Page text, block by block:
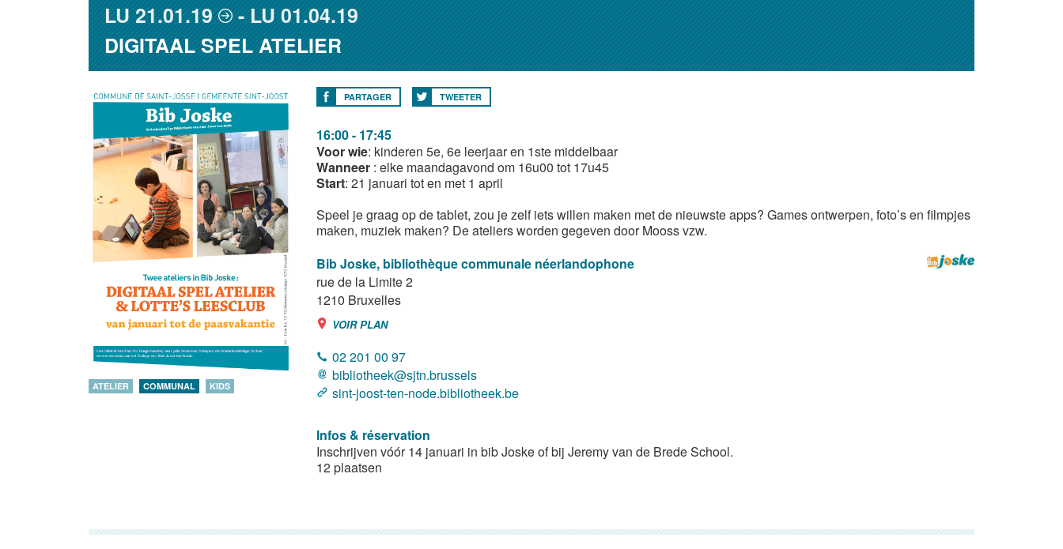
LU21.01.19 LU01.04.19
DIGITAAL SPEL ATELIER
ATELIER COMMUNAL KIDS
PARTAGER TWEETER
16:00 - 17:45
Voor wie: kinderen 5e, 6e leerjaar en 1ste middelbaar
Wanneer: elke maandagavond om 16u00 tot 17u45
Start: 21 januari tot en met 1 april
Speel je graag op de tablet, zou je zelf iets willen maken met de nieuwste apps? Games ontwerpen, foto’s en filmpjes
maken, muziek maken? De ateliers worden gegeven door Mooss vzw.
Bib Joske, bibliothèque communale néerlandophone
rue de la Limite 2
1210 Bruxelles
VOIR PLAN
02 201 00 97
bibliotheek@sjtn.brussels
sint-joost-ten-node.bibliotheek.be
Infos & réservation
Inschrijven vóór 14 januari in bib Joske of bij Jeremy van de Brede School.
12 plaatsen